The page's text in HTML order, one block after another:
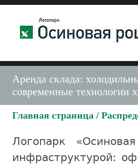
Аренда склада:
современные технологии
Главная страница /
Логопарк
инфраструктурой: